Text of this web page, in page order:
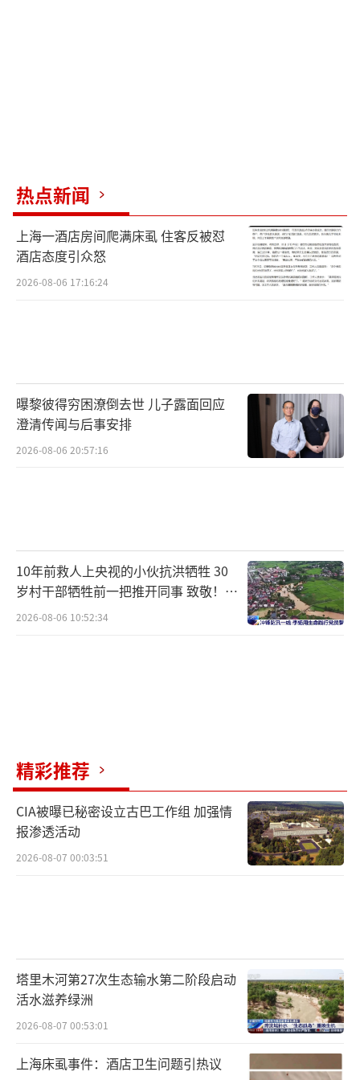
热点新闻
上海一酒店房间爬满床虱 住客反被怼
酒店态度引众怒
2026-08-06 17:16:24
曝黎彼得穷困潦倒去世 儿子露面回应
澄清传闻与后事安排
2026-08-06 20:57:16
10年前救人上央视的小伙抗洪牺牲 30
岁村干部牺牲前一把推开同事 致敬！送
别！
2026-08-06 10:52:34
精彩推荐
CIA被曝已秘密设立古巴工作组 加强情
报渗透活动
2026-08-07 00:03:51
塔里木河第27次生态输水第二阶段启动
活水滋养绿洲
2026-08-07 00:53:01
上海床虱事件：酒店卫生问题引热议